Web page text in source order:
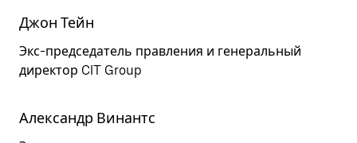
Джон Тейн
Экс-председатель правления и генеральный
директор CIT Group
Александр Винантс